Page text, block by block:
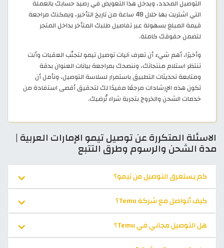
التوصيل المحدد، ويدخل هذا التعويض في رصيد حسابك بالعملة
التي اشتريت بها خلال 48 ساعة من تاريخ التأخير، ويمكنك مراجعة
قيمة المبلغ بسهولة عبر تفاصيل طلبك المتأخر بداخل المتجر
لتضمن حقوقك كاملة.
وأخيرًا، أهم شيء أن تعرف آليات توصيل تيمو لتجنّب العقبات وأنت
تنتظر استلام منتجاتك، وننصحك بمراجعة بيانات العنوان بدقة
ومتابعة تحديثات التطبيق باستمرار لسلاسة التوصيل، ونأمل أن
تكون هذه الإرشادات مرجعًا مفيدًا لك لتحقيق أقصى استفادة من
خدمات الشحن والخروج بتجربة شراء تُرضيك.
الاسئلة المتكررة عن توصيل تيمو الإمارات العربية |
مدة الشحن والرسوم وطرق التتبع
كم يستغرق التوصيل من تيمو؟
كيف أتواصل مع شركة Temu؟
هل التوصيل مجاني في Temu؟